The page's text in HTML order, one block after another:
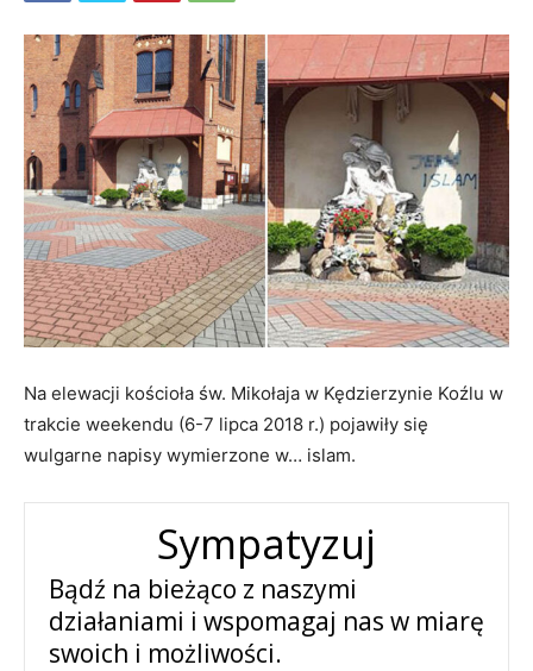
Na elewacji kościoła św. Mikołaja w Kędzierzynie Koźlu w
trakcie weekendu (6-7 lipca 2018 r.) pojawiły się
wulgarne napisy wymierzone w… islam.
Sympatyzuj
Bądź na bieżąco z naszymi
działaniami i wspomagaj nas w miarę
swoich i możliwości.